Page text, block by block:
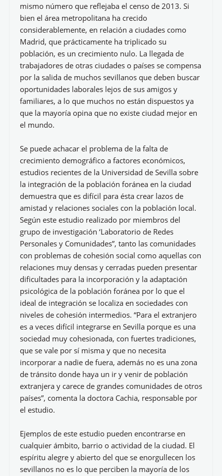
mismo número que reflejaba el censo de 2013. Si
bien el área metropolitana ha crecido
considerablemente, en relación a ciudades como
Madrid, que prácticamente ha triplicado su
población, es un crecimiento nulo. La llegada de
trabajadores de otras ciudades o países se compensa
por la salida de muchos sevillanos que deben buscar
oportunidades laborales lejos de sus amigos y
familiares, a lo que muchos no están dispuestos ya
que la mayoría opina que no existe ciudad mejor en
el mundo.
Se puede achacar el problema de la falta de
crecimiento demográfico a factores económicos,
estudios recientes de la Universidad de Sevilla sobre
la integración de la población foránea en la ciudad
demuestra que es difícil para ésta crear lazos de
amistad y relaciones sociales con la población local.
Según este estudio realizado por miembros del
grupo de investigación ‘Laboratorio de Redes
Personales y Comunidades”, tanto las comunidades
con problemas de cohesión social como aquellas con
relaciones muy densas y cerradas pueden presentar
dificultades para la incorporación y la adaptación
psicológica de la población foránea por lo que el
ideal de integración se localiza en sociedades con
niveles de cohesión intermedios. “Para el extranjero
es a veces difícil integrarse en Sevilla porque es una
sociedad muy cohesionada, con fuertes tradiciones,
que se vale por sí misma y que no necesita
incorporar a nadie de fuera, además no es una zona
de tránsito donde haya un ir y venir de población
extranjera y carece de grandes comunidades de otros
países”, comenta la doctora Cachia, responsable por
el estudio.
Ejemplos de este estudio pueden encontrarse en
cualquier ámbito, barrio o actividad de la ciudad. El
espíritu alegre y abierto del que se enorgullecen los
sevillanos no es lo que perciben la mayoría de los